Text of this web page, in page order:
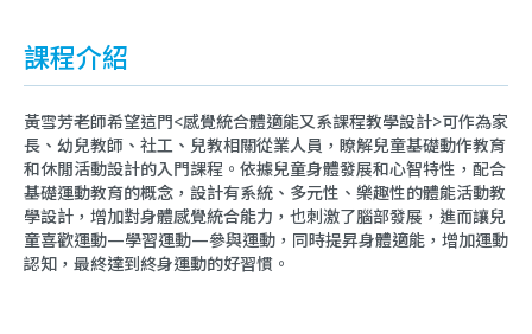
課程介紹
黃雪芳老師希望這門<感覺統合體適能又系課程教學設計>可作為家
長、幼兒教師、社工、兒教相關從業人員，瞭解兒童基礎動作教育
和休閒活動設計的入門課程。依據兒童身體發展和心智特性，配合
基礎運動教育的概念，設計有系統、多元性、樂趣性的體能活動教
學設計，增加對身體感覺統合能力，也刺激了腦部發展，進而讓兒
童喜歡運動—學習運動—參與運動，同時提昇身體適能，增加運動
認知，最終達到終身運動的好習慣。